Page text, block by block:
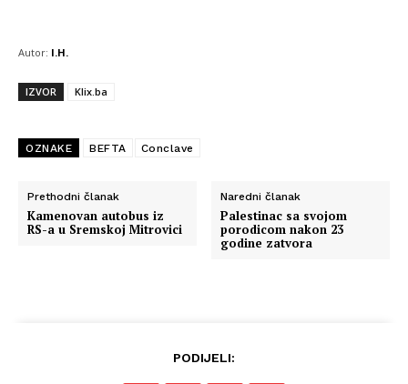
Autor: I.H.
IZVOR Klix.ba
OZNAKE BEFTA Conclave
Prethodni članak
Kamenovan autobus iz
RS-a u Sremskoj Mitrovici
Naredni članak
Palestinac sa svojom
porodicom nakon 23
godine zatvora
PODIJELI: